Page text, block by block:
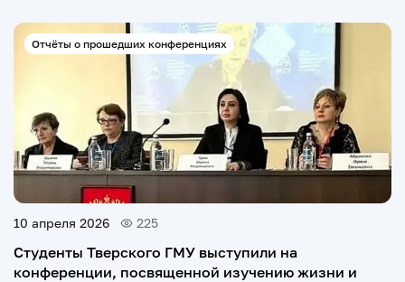
Отчёты о прошедших конференциях
10 апреля 2026 225
Студенты Тверского ГМУ выступили на
конференции, посвященной изучению жизни и